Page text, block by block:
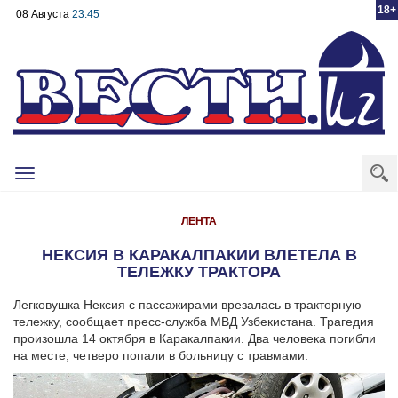
18+
08 Августа 23:45
Toggle
ЛЕНТА
НЕКСИЯ В КАРАКАЛПАКИИ ВЛЕТЕЛА В
ТЕЛЕЖКУ ТРАКТОРА
Легковушка Нексия с пассажирами врезалась в тракторную
тележку, сообщает пресс-служба МВД Узбекистана. Трагедия
произошла 14 октября в Каракалпакии. Два человека погибли
на месте, четверо попали в больницу с травмами.